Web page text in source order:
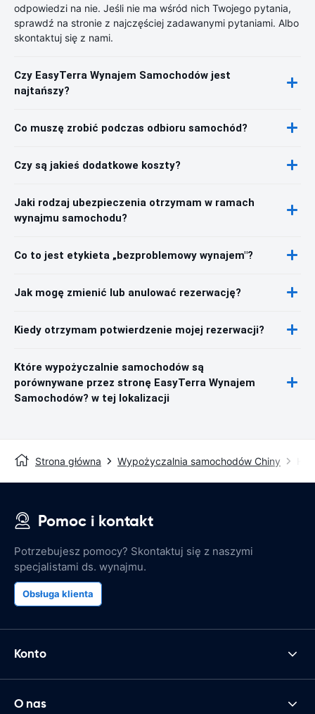
odpowiedzi na nie. Jeśli nie ma wśród nich Twojego pytania,
sprawdź na stronie z najczęściej zadawanymi pytaniami. Albo
skontaktuj się z nami.
Czy EasyTerra Wynajem Samochodów jest
najtańszy?
Co muszę zrobić podczas odbioru samochód?
Czy są jakieś dodatkowe koszty?
Jaki rodzaj ubezpieczenia otrzymam w ramach
wynajmu samochodu?
Co to jest etykieta „bezproblemowy wynajem"?
Jak mogę zmienić lub anulować rezerwację?
Kiedy otrzymam potwierdzenie mojej rezerwacji?
Które wypożyczalnie samochodów są
porównywane przez stronę EasyTerra Wynajem
Samochodów? w tej lokalizacji
Strona główna Wypożyczalnia samochodów Chiny
Pomoc i kontakt
Potrzebujesz pomocy? Skontaktuj się z naszymi
specjalistami ds. wynajmu.
Obsługa klienta
Konto
O nas